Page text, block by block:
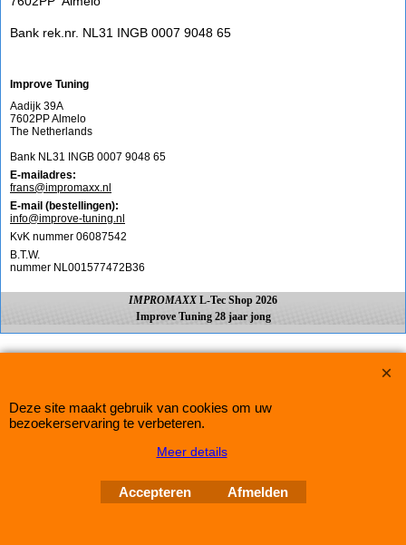
Bank rek.nr. NL31 INGB 0007 9048 65
Improve Tuning
Aadijk 39A
7602PP Almelo
The Netherlands
Bank NL31 INGB 0007 9048 65
E-mailadres:
frans@impromaxx.nl
E-mail (bestellingen):
info@improve-tuning.nl
KvK nummer 06087542
B.T.W.
nummer NL001577472B36
IMPROMAXX L-Tec Shop 2026
Improve Tuning 28 jaar jong
Deze site maakt gebruik van cookies om uw
bezoekerservaring te verbeteren.
Meer details
Accepteren Afmelden